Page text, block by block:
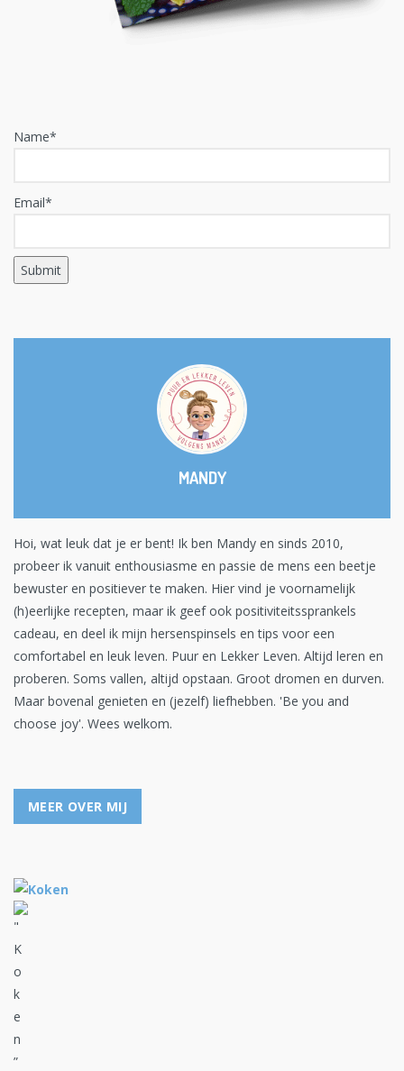
Name*
Email*
MANDY
Hoi, wat leuk dat je er bent! Ik ben Mandy en sinds 2010,
probeer ik vanuit enthousiasme en passie de mens een beetje
bewuster en positiever te maken. Hier vind je voornamelijk
(h)eerlijke recepten, maar ik geef ook positiviteitssprankels
cadeau, en deel ik mijn hersenspinsels en tips voor een
comfortabel en leuk leven. Puur en Lekker Leven. Altijd leren en
proberen. Soms vallen, altijd opstaan. Groot dromen en durven.
Maar bovenal genieten en (jezelf) liefhebben. 'Be you and
choose joy'. Wees welkom.
MEER OVER MIJ